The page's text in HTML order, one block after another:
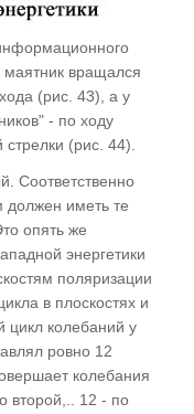
через
Спорт и
в
на-Дону.
Что
вращался
(рис. 43), а у
- по ходу
стрелки (рис. 44).
Соответственно
должен иметь те
опять же
энергетики
поляризации
в плоскостях и
цикл колебаний у
ровно 12
колебания
второй,.. 12 - по